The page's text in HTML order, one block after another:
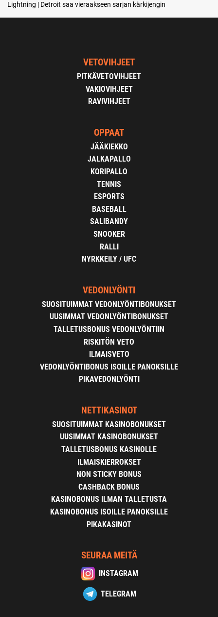
Lightning | Detroit saa vieraakseen sarjan kärkijengin
VETOVIHJEET
PITKÄVETOVIHJEET
VAKIOVIHJEET
RAVIVIHJEET
OPPAAT
JÄÄKIEKKO
JALKAPALLO
KORIPALLO
TENNIS
ESPORTS
BASEBALL
SALIBANDY
SNOOKER
RALLI
NYRKKEILY / UFC
VEDONLYÖNTI
SUOSITUIMMAT VEDONLYÖNTIBONUKSET
UUSIMMAT VEDONLYÖNTIBONUKSET
TALLETUSBONUS VEDONLYÖNTIIN
RISKITÖN VETO
ILMAISVETO
VEDONLYÖNTIBONUS ISOILLE PANOKSILLE
PIKAVEDONLYÖNTI
NETTIKASINOT
SUOSITUIMMAT KASINOBONUKSET
UUSIMMAT KASINOBONUKSET
TALLETUSBONUS KASINOLLE
ILMAISKIERROKSET
NON STICKY BONUS
CASHBACK BONUS
KASINOBONUS ILMAN TALLETUSTA
KASINOBONUS ISOILLE PANOKSILLE
PIKAKASINOT
SEURAA MEITÄ
INSTAGRAM
TELEGRAM